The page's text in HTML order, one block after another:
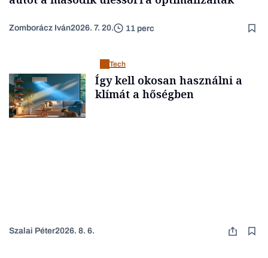
Zomborácz Iván2026. 7. 20. 11 perc
Tech
Így kell okosan használni a
klímát a hőségben
Szalai Péter2026. 8. 6.